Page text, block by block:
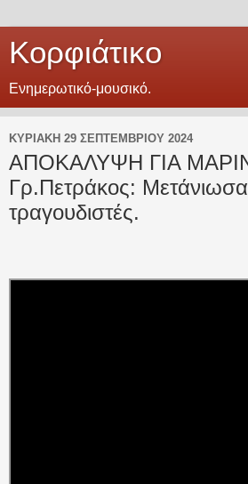
Κορφιάτικο
Eνημερωτικό-μουσικό.
ΚΥΡΙΑΚΉ 29 ΣΕΠΤΕΜΒΡΊΟΥ 2024
ΑΠΟΚΑΛΥΨΗ ΓΙΑ
Γρ.Πετράκος:
τραγουδιστές.